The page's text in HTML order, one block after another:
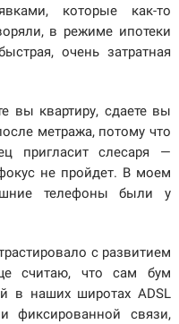
которые как-то
в режиме ипотеки
очень затратная
вы квартиру, сдаете вы
метража, потому что
пригласит слесаря —
не пройдет. В моем
телефоны были у
с развитием
считаю, что сам бум
в наших широтах ADSL
фиксированной связи,